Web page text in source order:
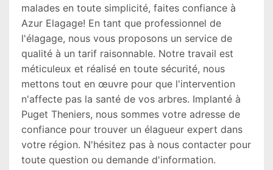
malades en toute simplicité, faites confiance à
Azur Elagage! En tant que professionnel de
l'élagage, nous vous proposons un service de
qualité à un tarif raisonnable. Notre travail est
méticuleux et réalisé en toute sécurité, nous
mettons tout en œuvre pour que l'intervention
n'affecte pas la santé de vos arbres. Implanté à
Puget Theniers, nous sommes votre adresse de
confiance pour trouver un élagueur expert dans
votre région. N'hésitez pas à nous contacter pour
toute question ou demande d'information.